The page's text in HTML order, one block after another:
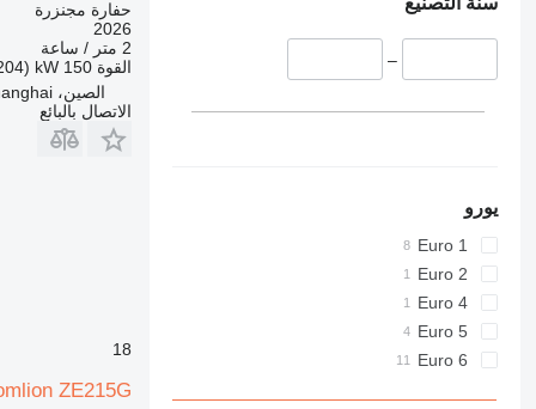
424
426
438
444
C-series
D series
E-series
F-series
JS
JZ
–
يورو
Euro 1
Euro 2
Euro 4
Euro 5
Euro 6
حفارة مجنزرة
2026
2 متر / ساعة
القوة 150 kW (204 حصان)
الصين، Shanghai
الاتصال بالبائع
18
ZE215G